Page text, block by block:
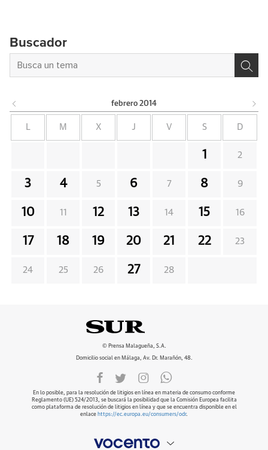
Buscador
febrero 2014
L M X J V S D
1 2
3 4 5 6 7 8 9
10 11 12 13 14 15 16
17 18 19 20 21 22 23
24 25 26 27 28
© Prensa Malagueña, S.A.
Domicilio social en Málaga, Av. Dr. Marañón, 48.
En lo posible, para la resolución de litigios en línea en materia de consumo conforme
Reglamento (UE) 524/2013, se buscará la posibilidad que la Comisión Europea facilita
como plataforma de resolución de litigios en línea y que se encuentra disponible en el
enlace https://ec.europa.eu/consumers/odr.